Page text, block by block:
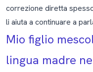
correzione diretta
li aiuta a continuare a
Mio figlio
lingua madre